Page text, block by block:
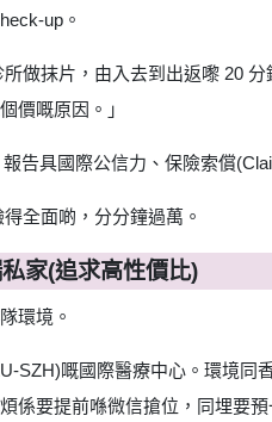
up。
做抹片，由入去到出返嚟 20
價嘅原因。」
告具國際公信力、保險索償
全面啲，分分鐘過萬。
家(追求高性價比)
環境。
SZH)嘅國際醫療中心。環境
係要提前喺微信搶位，同埋要預